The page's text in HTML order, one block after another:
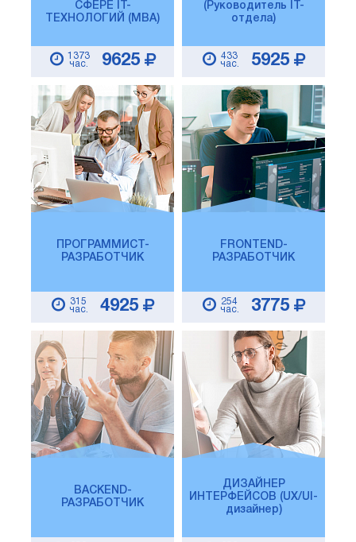
СФЕРЕ IT-
ТЕХНОЛОГИЙ (MBA)
1373
час.
9625
(Руководитель IT-
отдела)
433
час.
5925
ПРОГРАММИСТ-
РАЗРАБОТЧИК
315
час.
4925
FRONTEND-
РАЗРАБОТЧИК
254
час.
3775
BACKEND-
РАЗРАБОТЧИК
ДИЗАЙНЕР
ИНТЕРФЕЙСОВ (UX/UI-
дизайнер)